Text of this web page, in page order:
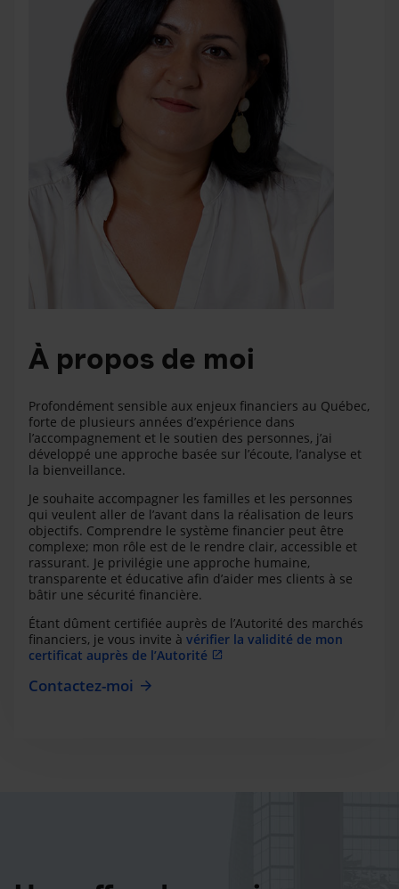
À propos de moi
Profondément sensible aux enjeux financiers au Québec,
forte de plusieurs années d’expérience dans
l’accompagnement et le soutien des personnes, j’ai
développé une approche basée sur l’écoute, l’analyse et
la bienveillance.
Je souhaite accompagner les familles et les personnes
qui veulent aller de l’avant dans la réalisation de leurs
objectifs. Comprendre le système financier peut être
complexe; mon rôle est de le rendre clair, accessible et
rassurant. Je privilégie une approche humaine,
transparente et éducative afin d’aider mes clients à se
bâtir une sécurité financière.
Étant dûment certifiée auprès de l’Autorité des marchés
financiers, je vous invite à vérifier la validité de mon
certificat auprès de l’Autorité
Contactez-moi